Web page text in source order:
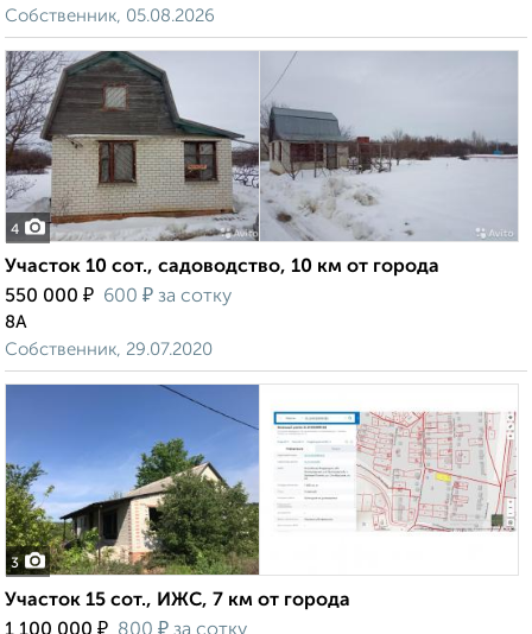
Собственник, 05.08.2026
4
Участок 10 сот., садоводство, 10 км от города
550 000 ₽ 600 ₽ за сотку
8А
Собственник, 29.07.2020
3
Участок 15 сот., ИЖС, 7 км от города
₽ ₽